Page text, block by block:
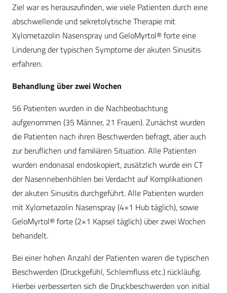
Ziel war es herauszufinden, wie viele Patienten durch eine
abschwellende und sekretolytische Therapie mit
Xylometazolin Nasenspray und GeloMyrtol® forte eine
Linderung der typischen Symptome der akuten Sinusitis
erfahren.
Behandlung über zwei Wochen
56 Patienten wurden in die Nachbeobachtung
aufgenommen (35 Männer, 21 Frauen). Zunächst wurden
die Patienten nach ihren Beschwerden befragt, aber auch
zur beruflichen und familiären Situation. Alle Patienten
wurden endonasal endoskopiert, zusätzlich wurde ein CT
der Nasennebenhöhlen bei Verdacht auf Komplikationen
der akuten Sinusitis durchgeführt. Alle Patienten wurden
mit Xylometazolin Nasenspray (4×1 Hub täglich), sowie
GeloMyrtol® forte (2×1 Kapsel täglich) über zwei Wochen
behandelt.
Bei einer hohen Anzahl der Patienten waren die typischen
Beschwerden (Druckgefühl, Schleimfluss etc.) rückläufig.
Hierbei verbesserten sich die Druckbeschwerden von initial